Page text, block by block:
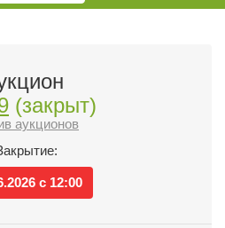
(закрыт)
аукционов
с 12:00